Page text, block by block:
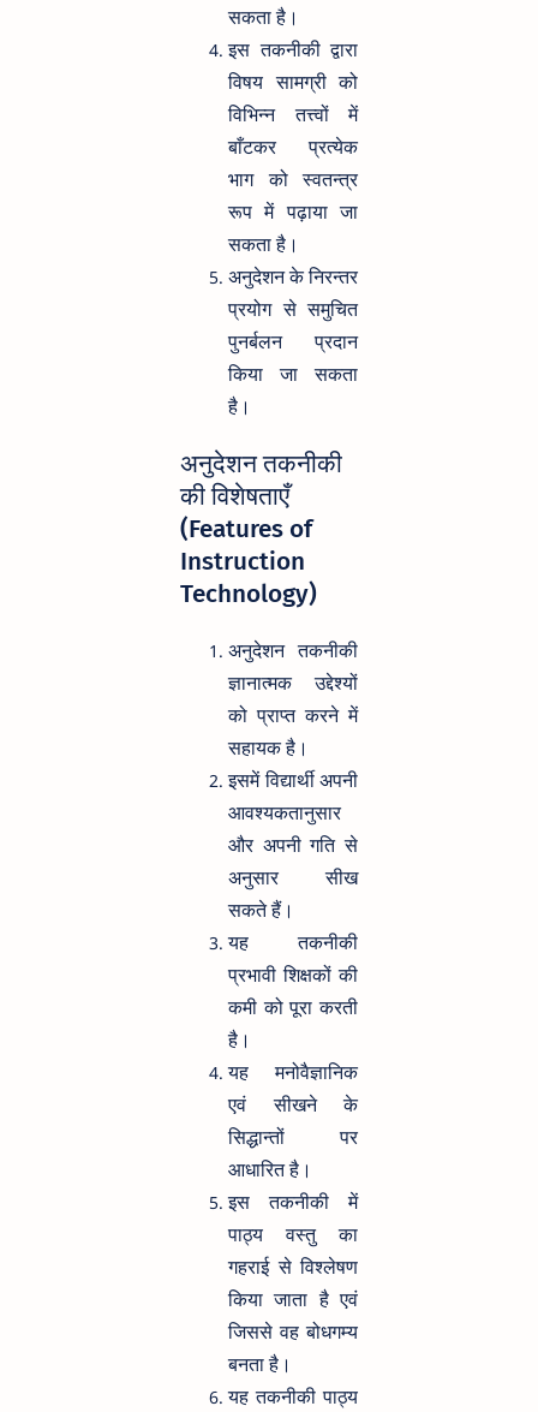
सकता है।
इस तकनीकी द्वारा
विषय सामग्री को
विभिन्न तत्त्वों में
बाँटकर प्रत्येक
भाग को स्वतन्त्र
रूप में पढ़ाया जा
सकता है।
अनुदेशन के निरन्तर
प्रयोग से समुचित
पुनर्बलन प्रदान
किया जा सकता
है।
अनुदेशन तकनीकी
की विशेषताएँ
(Features of
Instruction
Technology)
अनुदेशन तकनीकी
ज्ञानात्मक उद्देश्यों
को प्राप्त करने में
सहायक है।
इसमें विद्यार्थी अपनी
आवश्यकतानुसार
और अपनी गति से
अनुसार सीख
सकते हैं।
यह तकनीकी
प्रभावी शिक्षकों की
कमी को पूरा करती
है।
यह मनोवैज्ञानिक
एवं सीखने के
सिद्धान्तों पर
आधारित है।
इस तकनीकी में
पाठ्य वस्तु का
गहराई से विश्लेषण
किया जाता है एवं
जिससे वह बोधगम्य
बनता है।
यह तकनीकी पाठ्य